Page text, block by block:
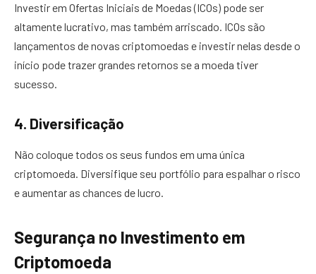
Investir em Ofertas Iniciais de Moedas (ICOs) pode ser
altamente lucrativo, mas também arriscado. ICOs são
lançamentos de novas criptomoedas e investir nelas desde o
início pode trazer grandes retornos se a moeda tiver
sucesso.
4. Diversificação
Não coloque todos os seus fundos em uma única
criptomoeda. Diversifique seu portfólio para espalhar o risco
e aumentar as chances de lucro.
Segurança no Investimento em
Criptomoeda